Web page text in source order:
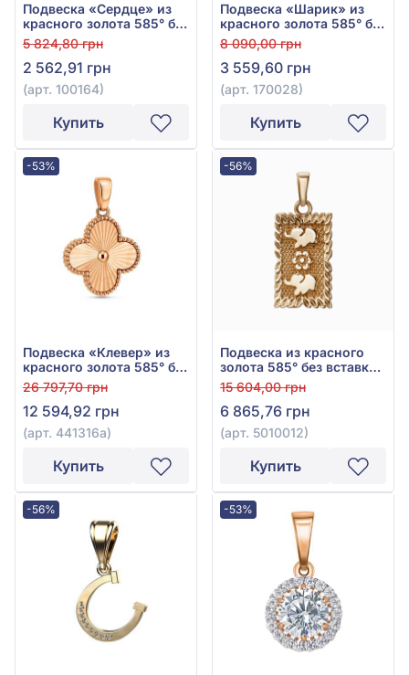
Подвеска «Сердце» из
красного золота 585° без
вставки, арт. 100164
5 824,80 грн
2 562,91 грн
(арт. 100164)
Купить
Подвеска «Шарик» из
красного золота 585° без
вставки, арт. 170028
8 090,00 грн
3 559,60 грн
(арт. 170028)
Купить
-53%
Подвеска «Клевер» из
красного золота 585° без
вставки, арт. 441316а
26 797,70 грн
12 594,92 грн
(арт. 441316а)
Купить
-56%
Подвеска из красного
золота 585° без вставки,
арт. 5010012
15 604,00 грн
6 865,76 грн
(арт. 5010012)
Купить
-56% -53%